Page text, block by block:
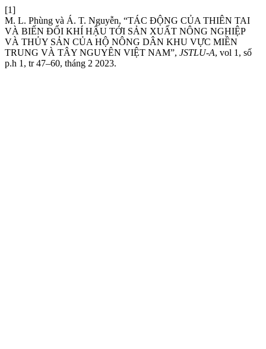
[1]
M. L. Phùng và Á. T. Nguyễn, “TÁC ĐỘNG CỦA THIÊN TAI
VÀ BIẾN ĐỔI KHÍ HẬU TỚI SẢN XUẤT NÔNG NGHIỆP
VÀ THỦY SẢN CỦA HỘ NÔNG DÂN KHU VỰC MIỀN
TRUNG VÀ TÂY NGUYÊN VIỆT NAM”, JSTLU-A, vol 1, số
p.h 1, tr 47–60, tháng 2 2023.